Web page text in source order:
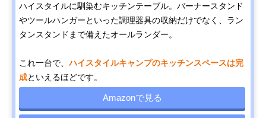
ハイスタイルに馴染むキッチンテーブル。バーナースタンド
やツールハンガーといった調理器具の収納だけでなく、ラン
タンスタンドまで備えたオールランダー。
これ一台で、ハイスタイルキャンプのキッチンスペースは完
成といえるほどです。
Amazonで見る